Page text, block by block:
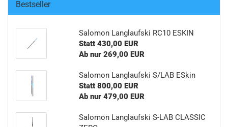
Bestseller
Salomon Langlaufski RC10 ESKIN
Statt 430,00 EUR
Ab nur 269,00 EUR
Salomon Langlaufski S/LAB ESkin
Statt 800,00 EUR
Ab nur 479,00 EUR
Salomon Langlaufski S-LAB CLASSIC